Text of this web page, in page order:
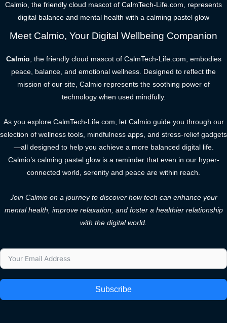
Calmio, the friendly cloud mascot of CalmTech-Life.com, represents
digital balance and mental health with a calming pastel glow
Meet Calmio, Your Digital Wellbeing Companion
Calmio , the friendly cloud mascot of CalmTech-Life.com, embodies
peace, balance, and emotional wellness. Designed to reflect the
mission of our site, Calmio represents the soothing power of
technology when used mindfully.
As you explore CalmTech-Life.com, let Calmio guide you through our
selection of wellness tools, mindfulness apps, and stress-relief gadgets
—all designed to help you achieve a more balanced digital life.
Calmio’s calming pastel glow is a reminder that even in our hyper-
connected world, serenity and peace are within reach.
Join Calmio on a journey to discover how tech can enhance your
mental health, improve relaxation, and foster a healthier relationship
with the digital world.
Subscribe